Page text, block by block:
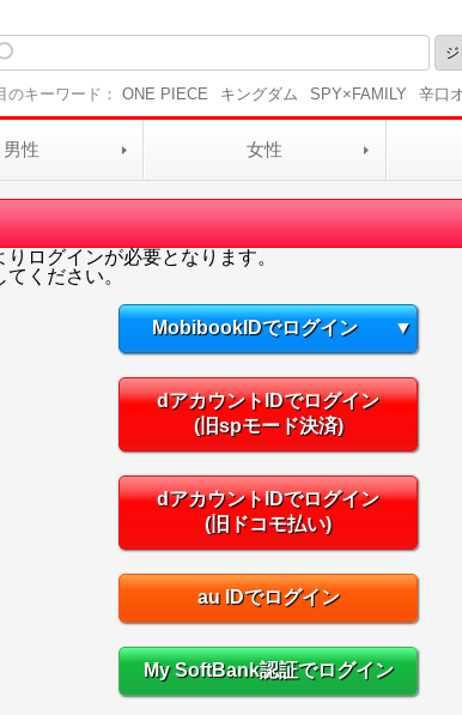
のキーワード： ONE PIECE キングダム SPY×FAMILY 辛口
男性 女性
ログインが必要となります。
ください。
MobibookIDでログイン ▼
dアカウントIDでログイン
(旧spモード決済)
dアカウントIDでログイン
(旧ドコモ払い)
au IDでログイン
My SoftBank認証でログイン